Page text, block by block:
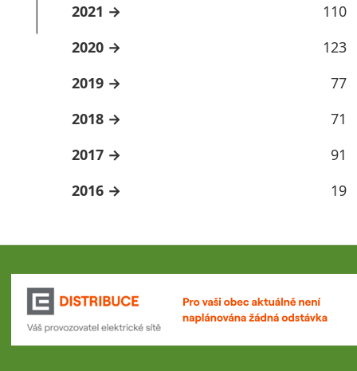
2021
110
2020
123
2019
77
2018
71
2017
91
2016
19